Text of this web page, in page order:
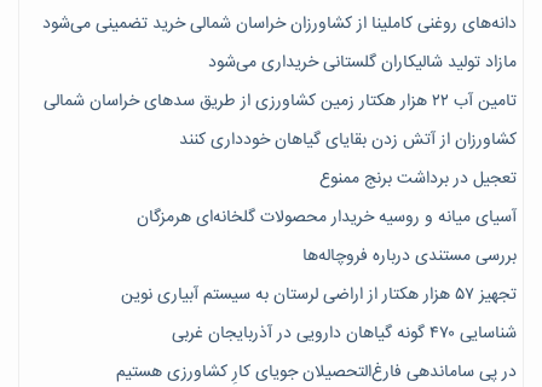
دانه‌های روغنی کاملینا از کشاورزان خراسان شمالی خرید تضمینی می‌شود
مازاد تولید شالیکاران گلستانی خریداری می‌شود
تامین آب ۲۲ هزار هکتار زمین کشاورزی از طریق سدهای خراسان شمالی
کشاورزان از آتش زدن بقایای گیاهان خودداری کنند
تعجیل در برداشت برنج ممنوع
آسیای میانه و روسیه خریدار محصولات گلخانه‌ای هرمزگان
بررسی مستندی درباره فروچاله‌ها
تجهیز ۵۷ هزار هکتار از اراضی لرستان به سیستم آبیاری نوین
شناسایی ۴۷٠ گونه گیاهان دارویی در آذربایجان غربی
در پی ساماندهی فارغ‌التحصیلان جویای کارِ کشاورزی هستیم